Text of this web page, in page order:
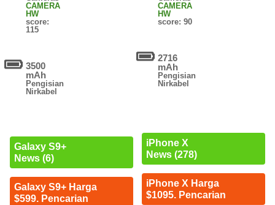
CAMERA
HW
score:
115
3500
mAh
Pengisian
Nirkabel
Galaxy S9+
News (6)
Galaxy S9+ Harga
$599. Pencarian
CAMERA
HW
score: 90
2716
mAh
Pengisian
Nirkabel
iPhone X
News (278)
iPhone X Harga
$1095. Pencarian